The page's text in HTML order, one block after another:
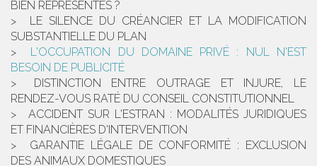
BIEN REPRÉSENTÉS ?
LE SILENCE DU CRÉANCIER ET LA MODIFICATION
SUBSTANTIELLE DU PLAN
L'OCCUPATION DU DOMAINE PRIVÉ : NUL N'EST
BESOIN DE PUBLICITÉ
DISTINCTION ENTRE OUTRAGE ET INJURE, LE
RENDEZ-VOUS RATÉ DU CONSEIL CONSTITUTIONNEL
ACCIDENT SUR L'ESTRAN : MODALITÉS JURIDIQUES
ET FINANCIÈRES D'INTERVENTION
GARANTIE LÉGALE DE CONFORMITÉ : EXCLUSION
DES ANIMAUX DOMESTIQUES